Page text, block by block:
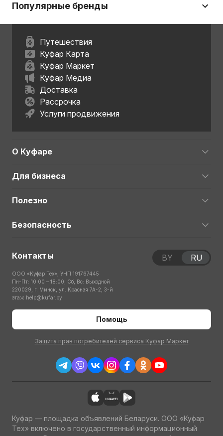
Популярные бренды
Путешествия
Куфар Карта
Куфар Маркет
Куфар Медиа
Доставка
Рассрочка
Услуги продвижения
О Куфаре
Для бизнеса
Полезно
Безопасность
Контакты
ООО «Куфар Тех», УНП 191767445
Пн-Пт: 10:00 – 18:00; Сб, Вс: Выходной
220029, г. Минск, ул. Красная 7А-2, 3-й
этаж help@kufar.by
Помощь
Защита прав потребителей сервиса Куфар Маркет
BY RU
Куфар — площадка объявлений Беларуси. ООО «Куфар
Тех» включено в государственный информационный